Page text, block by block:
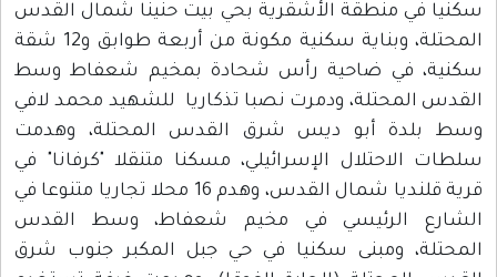
في منطقة الأشقرية بحي بيت حنينا شمال القدس
المحتلة، وبناية سكنية مكونة من أربعة طوابق و12 شقة
في ضاحية رأس شحادة بمخيم شعفاط وسط
المحتلة، ودمرت نصبا تذكاريا للشهيد محمد لافي
بلدة أبو ديس شرق القدس المحتلة، وهدمت
الاحتلال الإسرائيلي، مسكنا متنقلا "كرفانا" في
قرية قلنديا شمال القدس، وهدم 16 محلا تجاريا متنوعا في
الرئيسي في مخيم شعفاط، وسط القدس
ومبنى سكنيا في حي جبل المكبر جنوب شرق